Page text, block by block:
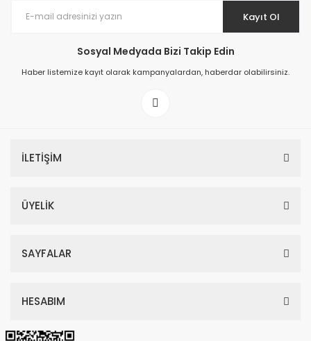
Prime ArtDECO Duvar Kağıdı Tutkalı 500 gr
199,00 TL
Kayıt Ol
Sosyal Medyada Bizi Takip Edin
Haber listemize kayıt olarak kampanyalardan, haberdar olabilirsiniz.
İLETİŞİM
ÜYELİK
SAYFALAR
HESABIM